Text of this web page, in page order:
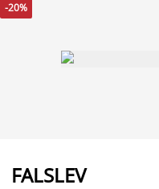
-20%
FALSLEV